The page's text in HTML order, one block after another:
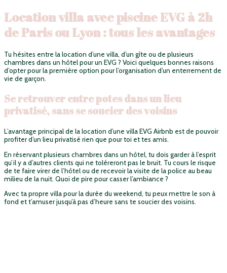
Location villa avec piscine EVG à 2h
de Paris ou Lyon : tous les avantages
Tu hésites entre la location d’une villa, d’un gîte ou de plusieurs
chambres dans un hôtel pour un EVG ? Voici quelques bonnes raisons
d’opter pour la première option pour l’organisation d’un enterrement de
vie de garçon.
Se retrouver entre potes dans un lieu
privatisé, sans se soucier des voisins
L’avantage principal de la location d’une villa EVG Airbnb est de pouvoir
profiter d’un lieu privatisé rien que pour toi et tes amis.
En réservant plusieurs chambres dans un hôtel, tu dois garder à l’esprit
qu’il y a d’autres clients qui ne toléreront pas le bruit. Tu cours le risque
de te faire virer de l’hôtel ou de recevoir la visite de la police au beau
milieu de la nuit. Quoi de pire pour casser l’ambiance ?
Avec ta propre villa pour la durée du weekend, tu peux mettre le son à
fond et t’amuser jusqu’à pas d’heure sans te soucier des voisins.